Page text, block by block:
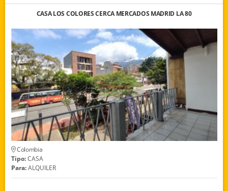
CASA LOS COLORES CERCA MERCADOS MADRID LA 80
Colombia
Tipo:CASA
Para:ALQUILER